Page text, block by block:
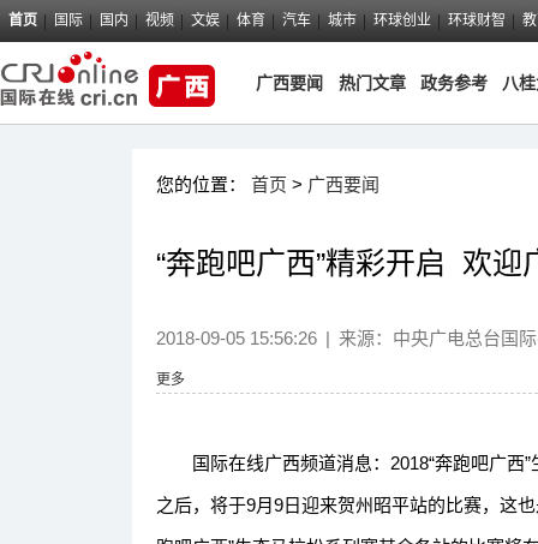
首页 国际 国内 视频 文娱 体育 汽车 城市 环球创业 环球财智
广西要闻 热门文章 政务参考 八
您的位置： 首页 > 广西要闻
“奔跑吧广西”精彩开启 欢迎
2018-09-05 15:56:26 | 来源： 中央广电总台国
更多
国际在线广西频道消息：2018“奔跑吧广西”
之后，将于9月9日迎来贺州昭平站的比赛，这